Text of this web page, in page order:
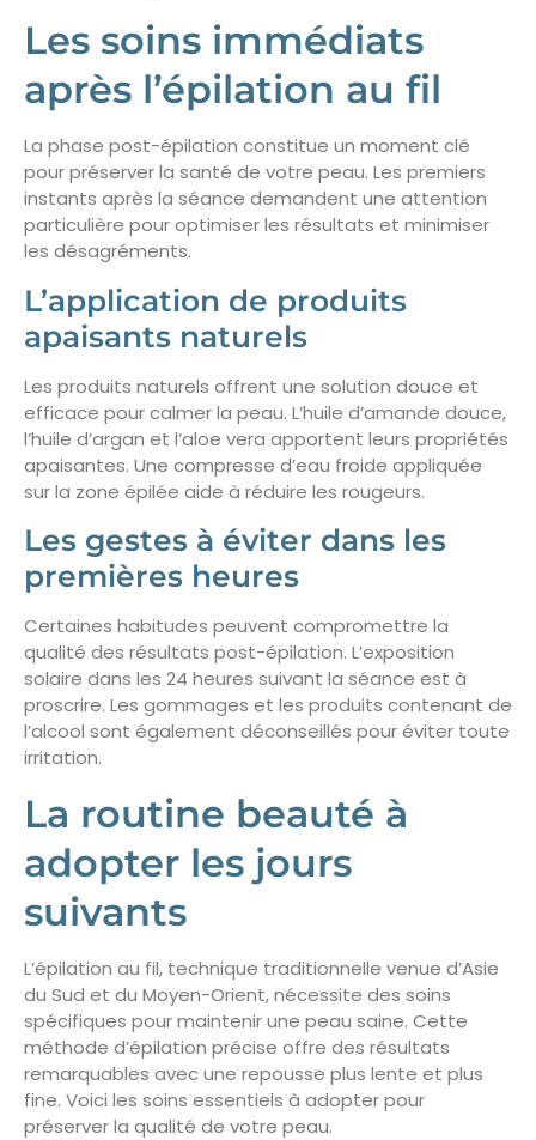
Les soins immédiats
après l’épilation au fil
La phase post-épilation constitue un moment clé
pour préserver la santé de votre peau. Les premiers
instants après la séance demandent une attention
particulière pour optimiser les résultats et minimiser
les désagréments.
L’application de produits
apaisants naturels
Les produits naturels offrent une solution douce et
efficace pour calmer la peau. L’huile d’amande douce,
l’huile d’argan et l’aloe vera apportent leurs propriétés
apaisantes. Une compresse d’eau froide appliquée
sur la zone épilée aide à réduire les rougeurs.
Les gestes à éviter dans les
premières heures
Certaines habitudes peuvent compromettre la
qualité des résultats post-épilation. L’exposition
solaire dans les 24 heures suivant la séance est à
proscrire. Les gommages et les produits contenant de
l’alcool sont également déconseillés pour éviter toute
irritation.
La routine beauté à
adopter les jours
suivants
L’épilation au fil, technique traditionnelle venue d’Asie
du Sud et du Moyen-Orient, nécessite des soins
spécifiques pour maintenir une peau saine. Cette
méthode d’épilation précise offre des résultats
remarquables avec une repousse plus lente et plus
fine. Voici les soins essentiels à adopter pour
préserver la qualité de votre peau.